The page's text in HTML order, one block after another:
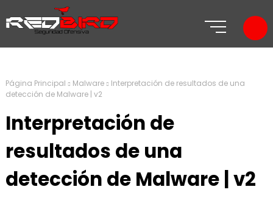
Página Principal Malware
Interpretación de resultados de una
detección de Malware | v2
Interpretación de
resultados de una
detección de Malware | v2